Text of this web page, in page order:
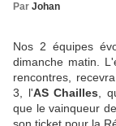
Par Johan
Nos 2 équipes
dimanche matin.
rencontres,
3, l'AS Chailles ,
que le vainqueur